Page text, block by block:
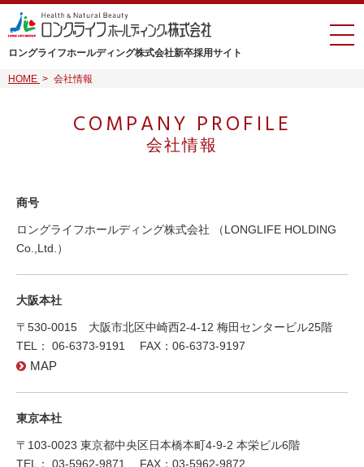
ロングライフホールディング株式会社新卒採用サイト
HOME > 会社情報
COMPANY PROFILE
会社情報
商号
ロングライフホールディング株式会社 （LONGLIFE HOLDING
Co.,Ltd.）
大阪本社
〒530-0015 大阪市北区中崎西2-4-12 梅田センタービル25階
TEL： 06-6373-9191 FAX：06-6373-9197
MAP
東京本社
〒103-0023 東京都中央区日本橋本町4-9-2 本栄ビル6階
TEL： 03-5962-9871 FAX：03-5962-9872